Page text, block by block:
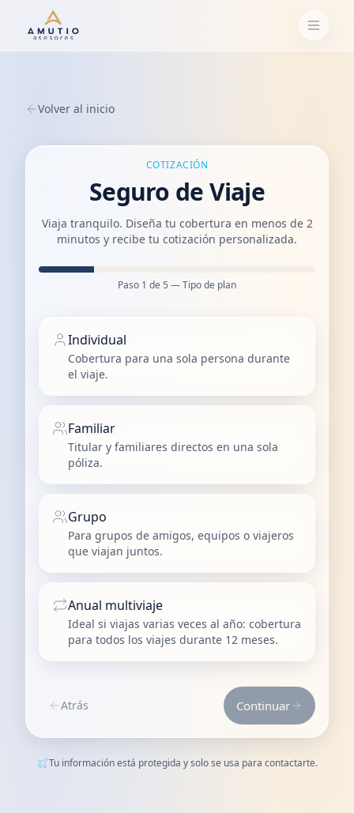
Volver al inicio
COTIZACIÓN
Seguro de Viaje
Viaja tranquilo. Diseña tu cobertura en menos de 2
minutos y recibe tu cotización personalizada.
Paso 1 de5 —Tipo de plan
Individual
Cobertura para una sola persona durante
el viaje.
Familiar
Titular y familiares directos en una sola
póliza.
Grupo
Para grupos de amigos, equipos o viajeros
que viajan juntos.
Anual multiviaje
Ideal si viajas varias veces al año: cobertura
para todos los viajes durante 12 meses.
Atrás Continuar
Tu información está protegida y solo se usa para contactarte.